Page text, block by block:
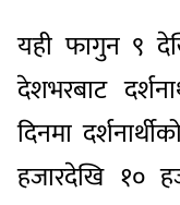
यही फागुन ९
देशभरबाट
दिनमा
हजारदेखि १०